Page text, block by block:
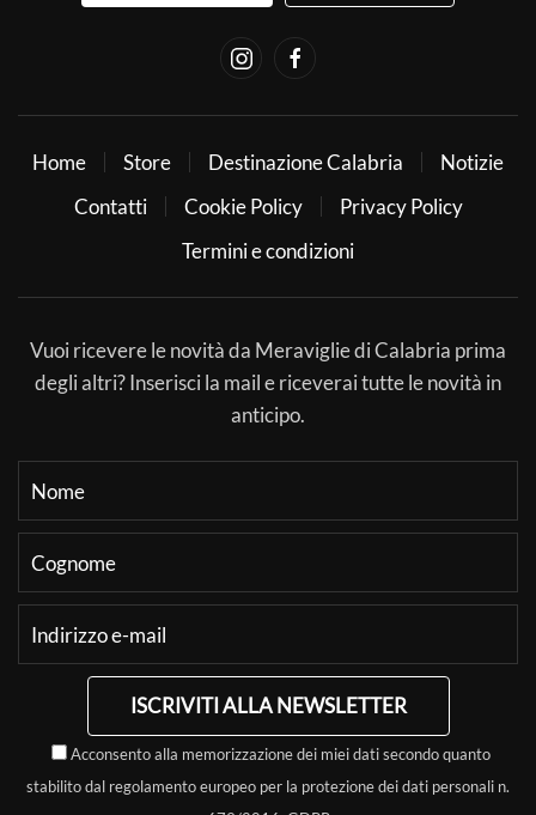
Home Store Destinazione Calabria
Notizie
Contatti
Cookie Policy
Privacy Policy
Termini e condizioni
Vuoi ricevere le novità da Meraviglie di Calabria prima
degli altri? Inserisci la mail e riceverai tutte le novità in
anticipo.
ISCRIVITI ALLA NEWSLETTER
Acconsento alla memorizzazione dei miei dati secondo quanto
stabilito dal regolamento europeo per la protezione dei dati personali n.